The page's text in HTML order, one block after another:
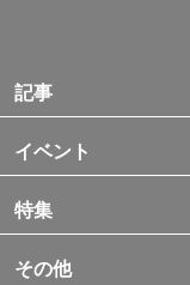
記事
イベント
特集
その他